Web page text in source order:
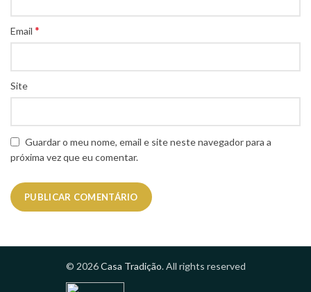
Email *
Site
Guardar o meu nome, email e site neste navegador para a
próxima vez que eu comentar.
© 2026Casa Tradição. All rights reserved